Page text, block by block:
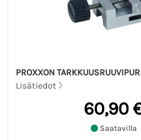
PROXXON
Lisätiedot
60,90
Saatavilla